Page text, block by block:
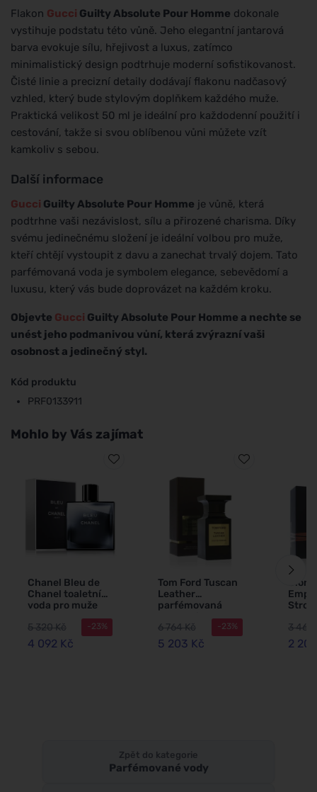
Flakon Gucci Guilty Absolute Pour Homme dokonale
vystihuje podstatu této vůně. Jeho elegantní jantarová
barva evokuje sílu, hřejivost a luxus, zatímco
minimalistický design podtrhuje moderní sofistikovanost.
Čisté linie a precizní detaily dodávají flakonu nadčasový
vzhled, který bude stylovým doplňkem každého muže.
Praktická velikost 50 ml je ideální pro každodenní použití i
cestování, takže si svou oblíbenou vůni můžete vzít
kamkoliv s sebou.
Další informace
Gucci Guilty Absolute Pour Homme je vůně, která
podtrhne vaši nezávislost, sílu a přirozené charisma. Díky
svému jedinečnému složení je ideální volbou pro muže,
kteří chtějí vystoupit z davu a zanechat trvalý dojem. Tato
parfémovaná voda je symbolem elegance, sebevědomí a
luxusu, který vás bude doprovázet na každém kroku.
Objevte Gucci Guilty Absolute Pour Homme a nechte se
unést jeho podmanivou vůní, která zvýrazní vaši
osobnost a jedinečný styl.
Kód produktu
PRF0133911
Mohlo by Vás zajímat
Chanel Bleu de
Chanel toaletní
voda pro muže
5 320 Kč
4 092 Kč
-23%
Tom Ford Tuscan
Leather
parfémovaná
voda unisex 50
ml
6 764 Kč
5 203 Kč
-23%
voda
100
3 464
2
Zpět do kategorie
Parfémované vody